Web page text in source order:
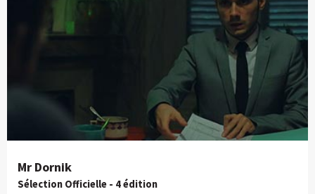
Mr Dornik
Sélection Officielle - 4 édition